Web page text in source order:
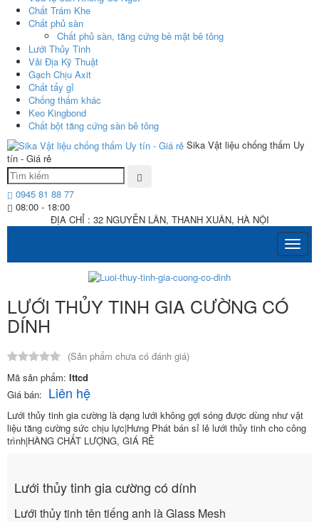
Chất Trám Khe
Chất phủ sàn
Chất phủ sàn, tăng cứng bề mặt bê tông
Lưới Thủy Tinh
Vải Địa Kỹ Thuật
Gạch Chịu Axit
Chất tẩy gỉ
Chống thấm khác
Keo Kingbond
Chất bột tăng cứng sàn bê tông
Sika Vật liệu chống thấm Uy
tín - Giá rẻ
0945 81 88 77
08:00 - 18:00
ĐỊA CHỈ : 32 NGUYỄN LÂN, THANH XUÂN, HÀ NỘI
LƯỚI THỦY TINH GIA CƯỜNG CÓ
DÍNH
(Sản phẩm chưa có đánh giá)
Mã sản phẩm: lttcd
Giá bán: Liên hệ
Lưới thủy tinh gia cường là dạng lưới không gợi sóng được dùng như vật
liệu tăng cường sức chịu lực|Hưng Phát bán sỉ lẻ lưới thủy tinh cho công
trình|HÀNG CHẤT LƯỢNG, GIÁ RẺ
Lưới thủy tinh gia cường có dính
Lưới thủy tinh tên tiếng anh là Glass Mesh